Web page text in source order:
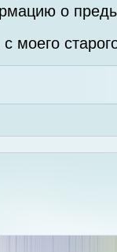
о
моего